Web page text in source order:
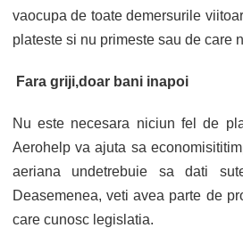
vaocupa de toate demersurile
plateste si nu primeste sau de care
Fara griji,doar bani inapoi
Nu este necesara niciun fel de
Aerohelp va ajuta sa
aeriana undetrebuie sa dati
Deasemenea, veti avea parte de
care cunosc legislatia.